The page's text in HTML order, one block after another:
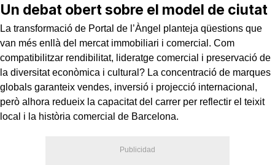
Un debat obert sobre el model de ciutat
La transformació de Portal de l’Àngel planteja qüestions que
van més enllà del mercat immobiliari i comercial. Com
compatibilitzar rendibilitat, lideratge comercial i preservació de
la diversitat econòmica i cultural? La concentració de marques
globals garanteix vendes, inversió i projecció internacional,
però alhora redueix la capacitat del carrer per reflectir el teixit
local i la història comercial de Barcelona.